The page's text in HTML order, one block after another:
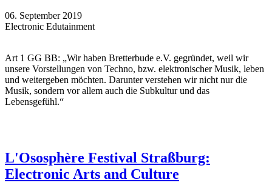
06. September 2019
Electronic Edutainment
Art 1 GG BB: „Wir haben Bretterbude e.V. gegründet, weil wir
unsere Vorstellungen von Techno, bzw. elektronischer Musik, leben
und weitergeben möchten. Darunter verstehen wir nicht nur die
Musik, sondern vor allem auch die Subkultur und das
Lebensgefühl.“
L'Ososphère Festival Straßburg:
Electronic Arts and Culture